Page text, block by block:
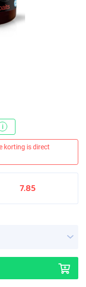
i
korting is direct
7.85